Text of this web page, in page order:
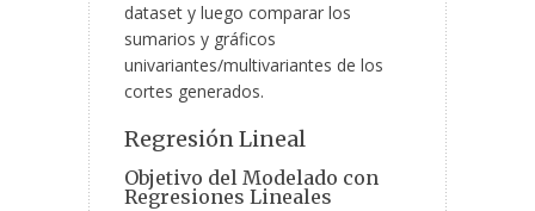
dataset y luego comparar los
sumarios y gráficos
univariantes/multivariantes de los
cortes generados.
Regresión Lineal
Objetivo del Modelado con
Regresiones Lineales